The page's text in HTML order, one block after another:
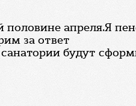
апреля.Я
за ответ
будут